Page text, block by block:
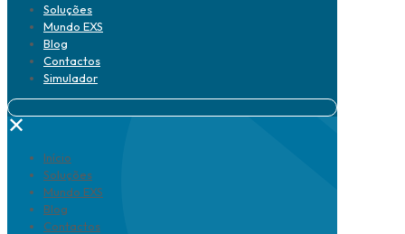
Soluções
Mundo EXS
Blog
Contactos
Simulador
✕
Início
Soluções
Mundo EXS
Blog
Contactos